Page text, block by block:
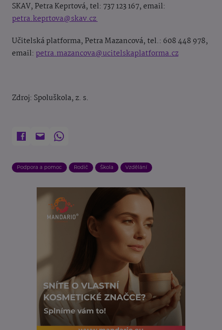
SKAV, Petra Keprtová, tel: 737 123 167, email:
petra.keprtova@skav.cz
Učitelská platforma, Petra Mazancová, tel.: 608 448 978,
email: petra.mazancova@ucitelskaplatforma.cz
Zdroj: Spoluškola, z. s.
Podpora a pomoc Rodič Škola Vzdělání